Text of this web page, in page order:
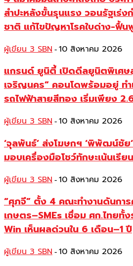
สำปะหลังขั้นรุนแรง วอนรัฐเร่ง
ชาติ แก้ไขปัญหาโรคใบด่าง-ฟื้
ผู้เขียน 3 SBN - 10 สิงหาคม 2026
แกรนด์ ยูนิตี้ เปิดดีลยูนิตพิเศษ
เจริญนคร” คอนโดพร้อมอยู่ ทำ
รถไฟฟ้าสายสีทอง เริ่มเพียง
ผู้เขียน 3 SBN - 10 สิงหาคม 2026
‘จุลพันธ์’ ส่งโฆษกฯ ‘พิพัฒน์ชัย
มอบเครื่องมือโชว์ทักษะเน้นเรีย
ผู้เขียน 3 SBN - 10 สิงหาคม 2026
“ศุภจี” ตั้ง 4 คณะทำงานดันกา
เกษตร–SMEs เชื่อม ศก.ไทยทั้
Win เห็นผลด่วนใน 6 เดือน–1 ปี
ผู้เขียน 3 SBN - 10 สิงหาคม 2026